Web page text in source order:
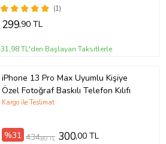
(1)
299,90 TL
31,98 TL'den Başlayan Taksitlerle
iPhone 13 Pro Max Uyumlu Kişiye
Özel Fotoğraf Baskılı Telefon Kılıfı
Kargo ile Teslimat
%31 434,80 TL 300,00 TL